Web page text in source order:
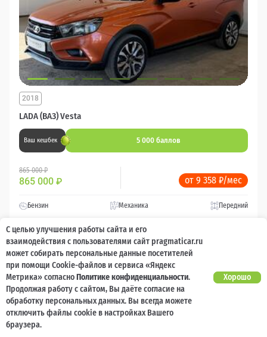
LADA (ВАЗ) Vesta
2018
Ваш кешбек 5 000 баллов
865 000 ₽
865 000 ₽ от 9 358 ₽/мес
Бензин Механика Передний
Сравнить
Подробнее
Перезвоним за минуту
С целью улучшения работы сайта и его
взаимодействия с пользователями сайт pragmaticar.ru
может собирать персональные данные посетителей
при помощи Cookie-файлов и сервиса «Яндекс
Метрика» согласноПолитике конфиденциальности.
Продолжая работу с сайтом, Вы даёте согласие на
обработку персональных данных. Вы всегда можете
отключить файлы cookie в настройках Вашего
браузера.
Хорошо